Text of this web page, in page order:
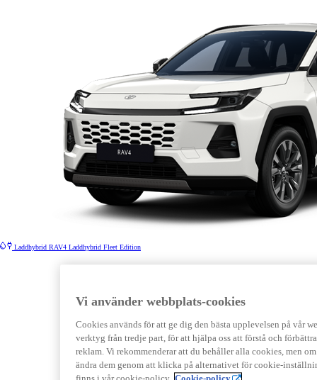
Laddhybrid RAV4 Laddhybrid Fleet Edition
Vi använder webbplats-cookies
Cookies används för att ge dig den bästa upplevelsen på vår
verktyg från tredje part, för att hjälpa oss att förstå och
reklam. Vi rekommenderar att du behåller alla cookies, men
ändra dem genom att klicka på alternativet för cookie-